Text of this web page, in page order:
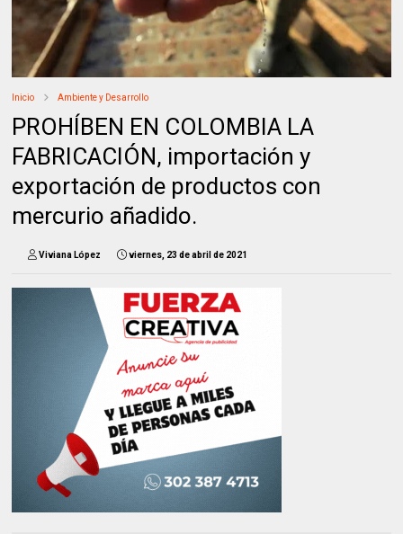
Inicio Ambiente y Desarrollo
PROHÍBEN EN COLOMBIA LA
FABRICACIÓN, importación y
exportación de productos con
mercurio añadido.
Viviana López viernes, 23 de abril de 2021